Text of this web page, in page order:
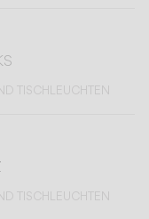
TISCHLEUCHTEN
TISCHLEUCHTEN